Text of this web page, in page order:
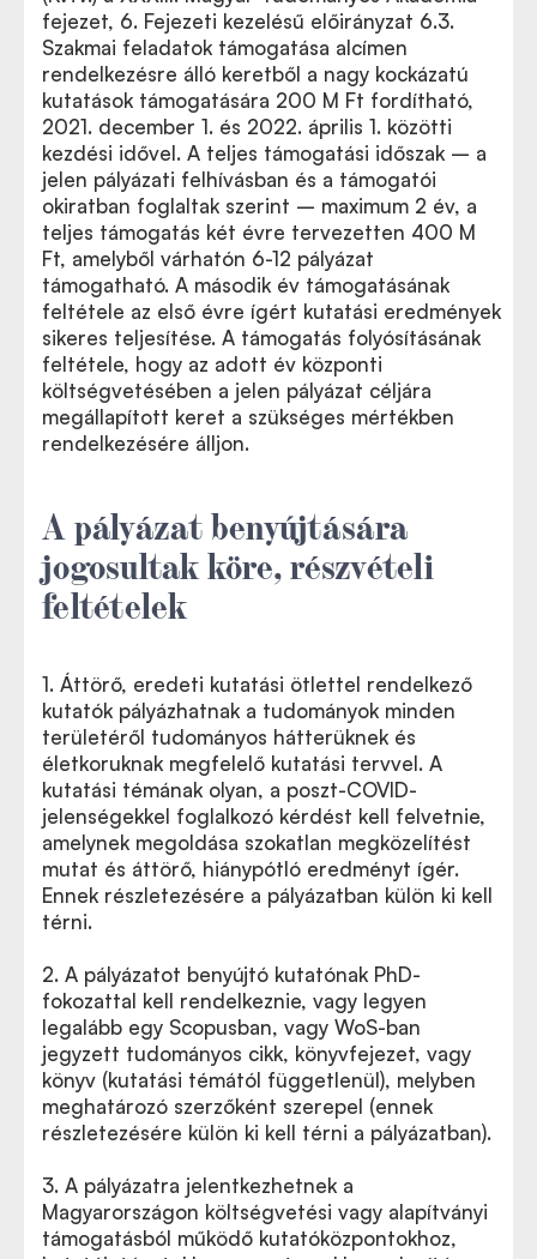
fejezet, 6. Fejezeti kezelésű előirányzat 6.3.
Szakmai feladatok támogatása alcímen
rendelkezésre álló keretből a nagy kockázatú
kutatások támogatására 200 M Ft fordítható,
2021. december 1. és 2022. április 1. közötti
kezdési idővel. A teljes támogatási időszak – a
jelen pályázati felhívásban és a támogatói
okiratban foglaltak szerint – maximum 2 év, a
teljes támogatás két évre tervezetten 400 M
Ft, amelyből várhatón 6-12 pályázat
támogatható. A második év támogatásának
feltétele az első évre ígért kutatási eredmények
sikeres teljesítése. A támogatás folyósításának
feltétele, hogy az adott év központi
költségvetésében a jelen pályázat céljára
megállapított keret a szükséges mértékben
rendelkezésére álljon.
A pályázat benyújtására
jogosultak köre, részvételi
feltételek
1. Áttörő, eredeti kutatási ötlettel rendelkező
kutatók pályázhatnak a tudományok minden
területéről tudományos hátterüknek és
életkoruknak megfelelő kutatási tervvel. A
kutatási témának olyan, a poszt-COVID-
jelenségekkel foglalkozó kérdést kell felvetnie,
amelynek megoldása szokatlan megközelítést
mutat és áttörő, hiánypótló eredményt ígér.
Ennek részletezésére a pályázatban külön ki kell
térni.
2. A pályázatot benyújtó kutatónak PhD-
fokozattal kell rendelkeznie, vagy legyen
legalább egy Scopusban, vagy WoS-ban
jegyzett tudományos cikk, könyvfejezet, vagy
könyv (kutatási témától függetlenül), melyben
meghatározó szerzőként szerepel (ennek
részletezésére külön ki kell térni a pályázatban).
3. A pályázatra jelentkezhetnek a
Magyarországon költségvetési vagy alapítványi
támogatásból működő kutatóközpontokhoz,